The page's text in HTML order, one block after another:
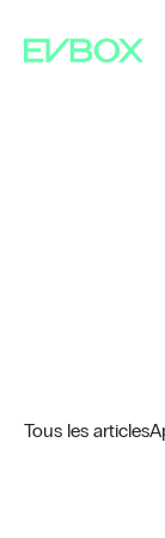
contenu
Tous les articles